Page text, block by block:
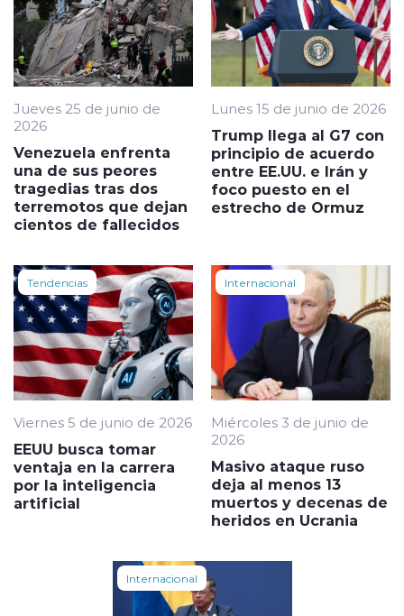
Jueves 25 de junio de
2026
Venezuela enfrenta
una de sus peores
tragedias tras dos
terremotos que dejan
cientos de fallecidos
Lunes 15 de junio de 2026
Trump llega al G7 con
principio de acuerdo
entre EE.UU. e Irán y
foco puesto en el
estrecho de Ormuz
Tendencias
Viernes 5 de junio de 2026
EEUU busca tomar
ventaja en la carrera
por la inteligencia
artificial
Internacional
Miércoles 3 de junio de
2026
Masivo ataque ruso
deja al menos 13
muertos y decenas de
heridos en Ucrania
Internacional